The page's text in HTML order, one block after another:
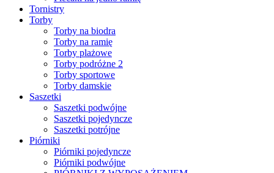
Tornistry
Torby
Torby na biodra
Torby na ramię
Torby plażowe
Torby podróżne 2
Torby sportowe
Torby damskie
Saszetki
Saszetki podwójne
Saszetki pojedyncze
Saszetki potrójne
Piórniki
Piórniki pojedyncze
Piórniki podwójne